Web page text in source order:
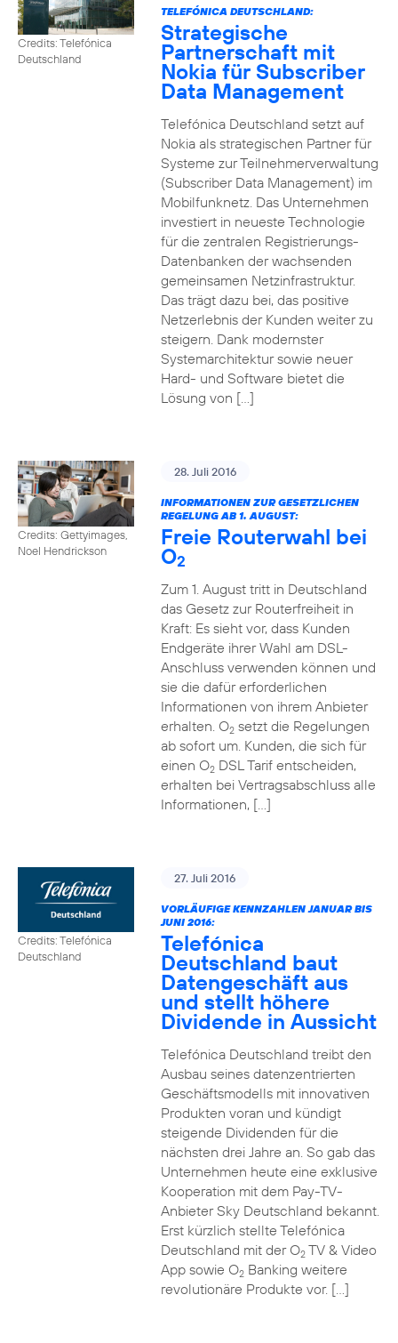
Credits: Telefónica
Deutschland
TELEFÓNICA DEUTSCHLAND:
Strategische
Partnerschaft mit
Nokia für Subscriber
Data Management
Telefónica Deutschland setzt auf
Nokia als strategischen Partner für
Systeme zur Teilnehmerverwaltung
(Subscriber Data Management) im
Mobilfunknetz. Das Unternehmen
investiert in neueste Technologie
für die zentralen Registrierungs-
Datenbanken der wachsenden
gemeinsamen Netzinfrastruktur.
Das trägt dazu bei, das positive
Netzerlebnis der Kunden weiter zu
steigern. Dank modernster
Systemarchitektur sowie neuer
Hard- und Software bietet die
Lösung von […]
Credits: Gettyimages,
Noel Hendrickson
28. Juli 2016
INFORMATIONEN ZUR GESETZLICHEN
REGELUNG AB 1. AUGUST:
Freie Routerwahl bei
O2
Zum 1. August tritt in Deutschland
das Gesetz zur Routerfreiheit in
Kraft: Es sieht vor, dass Kunden
Endgeräte ihrer Wahl am DSL-
Anschluss verwenden können und
sie die dafür erforderlichen
Informationen von ihrem Anbieter
erhalten. O2setzt die Regelungen
ab sofort um. Kunden, die sich für
einen O2DSL Tarif entscheiden,
erhalten bei Vertragsabschluss alle
Informationen, […]
Credits: Telefónica
Deutschland
27. Juli 2016
VORLÄUFIGE KENNZAHLEN JANUAR BIS
JUNI 2016:
Telefónica
Deutschland baut
Datengeschäft aus
und stellt höhere
Dividende in Aussicht
Telefónica Deutschland treibt den
Ausbau seines datenzentrierten
Geschäftsmodells mit innovativen
Produkten voran und kündigt
steigende Dividenden für die
nächsten drei Jahre an. So gab das
Unternehmen heute eine exklusive
Kooperation mit dem Pay-TV-
Anbieter Sky Deutschland bekannt.
Erst kürzlich stellte Telefónica
Deutschland mit der O2TV & Video
App sowie O2Banking weitere
revolutionäre Produkte vor. […]